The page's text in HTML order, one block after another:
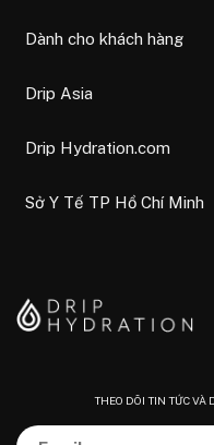
Dành cho khách hàng
Drip Asia
Drip Hydration.com
Sở Y Tế TP Hồ Chí Minh
THEO DÕI TIN TỨC VÀ